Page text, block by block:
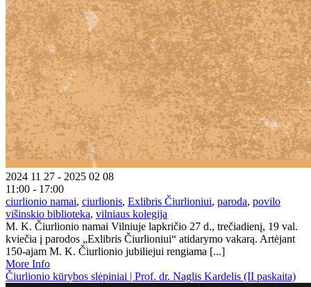
2024 11 27 - 2025 02 08
11:00 - 17:00
ciurlionio namai, ciurlionis, Exlibris Čiurlioniui, paroda, povilo
višinskio biblioteka, vilniaus kolegija
M. K. Čiurlionio namai Vilniuje lapkričio 27 d., trečiadienį, 19 val.
kviečia į parodos „Exlibris Čiurlioniui“ atidarymo vakarą. Artėjant
150-ajam M. K. Čiurlionio jubiliejui rengiama [...]
More Info
Čiurlionio kūrybos slėpiniai | Prof. dr. Naglis Kardelis (II paskaita)